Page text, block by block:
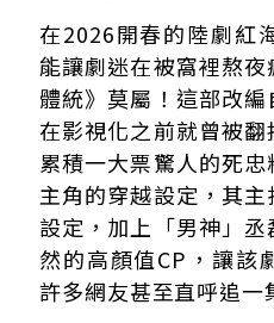
在2026開春的陸劇紅
能讓劇迷在被窩裡熬
體統》莫屬！這部改
在影視化之前就曾被
累積一大票驚人的死
主角的穿越設定，其
設定，加上「男神」
然的高顏值CP，讓該
許多網友甚至直呼追一